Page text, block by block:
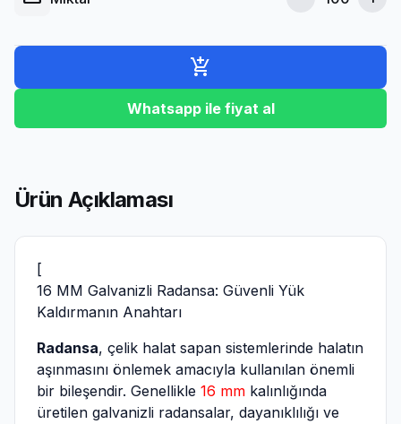
add_shopping_cart
Whatsapp ile fiyat al
Ürün Açıklaması
[
16 MM Galvanizli Radansa: Güvenli Yük
Kaldırmanın Anahtarı
Radansa, çelik halat sapan sistemlerinde halatın
aşınmasını önlemek amacıyla kullanılan önemli
bir bileşendir. Genellikle 16 mm kalınlığında
üretilen galvanizli radansalar, dayanıklılığı ve